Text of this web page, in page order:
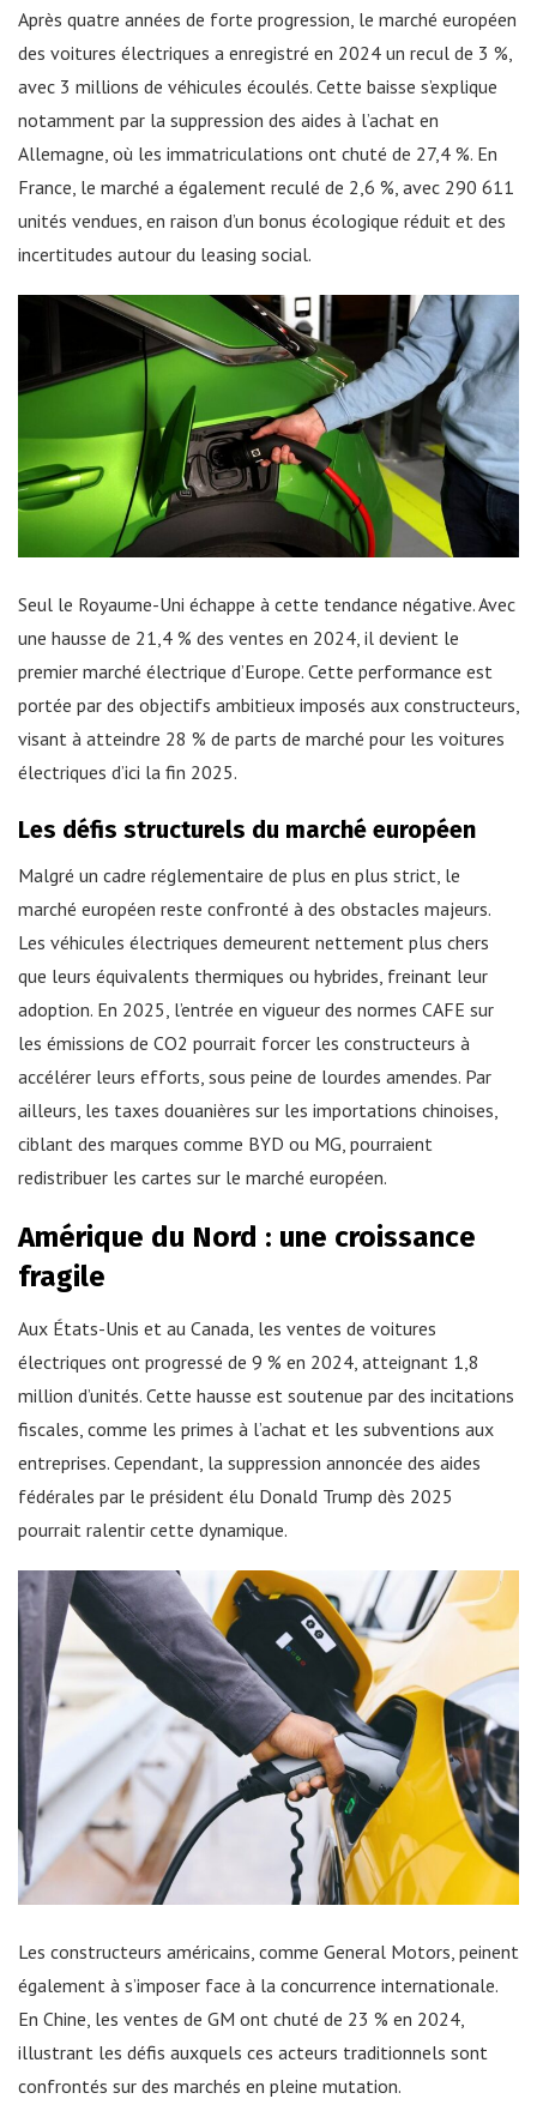
Après quatre années de forte progression, le marché européen
des voitures électriques a enregistré en 2024 un recul de 3 %,
avec 3 millions de véhicules écoulés. Cette baisse s’explique
notamment par la suppression des aides à l’achat en
Allemagne, où les immatriculations ont chuté de 27,4 %. En
France, le marché a également reculé de 2,6 %, avec 290 611
unités vendues, en raison d’un bonus écologique réduit et des
incertitudes autour du leasing social.
Seul le Royaume-Uni échappe à cette tendance négative. Avec
une hausse de 21,4 % des ventes en 2024, il devient le
premier marché électrique d’Europe. Cette performance est
portée par des objectifs ambitieux imposés aux constructeurs,
visant à atteindre 28 % de parts de marché pour les voitures
électriques d’ici la fin 2025.
Les défis structurels du marché européen
Malgré un cadre réglementaire de plus en plus strict, le
marché européen reste confronté à des obstacles majeurs.
Les véhicules électriques demeurent nettement plus chers
que leurs équivalents thermiques ou hybrides, freinant leur
adoption. En 2025, l’entrée en vigueur des normes CAFE sur
les émissions de CO2 pourrait forcer les constructeurs à
accélérer leurs efforts, sous peine de lourdes amendes. Par
ailleurs, les taxes douanières sur les importations chinoises,
ciblant des marques comme BYD ou MG, pourraient
redistribuer les cartes sur le marché européen.
Amérique du Nord : une croissance
fragile
Aux États-Unis et au Canada, les ventes de voitures
électriques ont progressé de 9 % en 2024, atteignant 1,8
million d’unités. Cette hausse est soutenue par des incitations
fiscales, comme les primes à l’achat et les subventions aux
entreprises. Cependant, la suppression annoncée des aides
fédérales par le président élu Donald Trump dès 2025
pourrait ralentir cette dynamique.
Les constructeurs américains, comme General Motors, peinent
également à s’imposer face à la concurrence internationale.
En Chine, les ventes de GM ont chuté de 23 % en 2024,
illustrant les défis auxquels ces acteurs traditionnels sont
confrontés sur des marchés en pleine mutation.